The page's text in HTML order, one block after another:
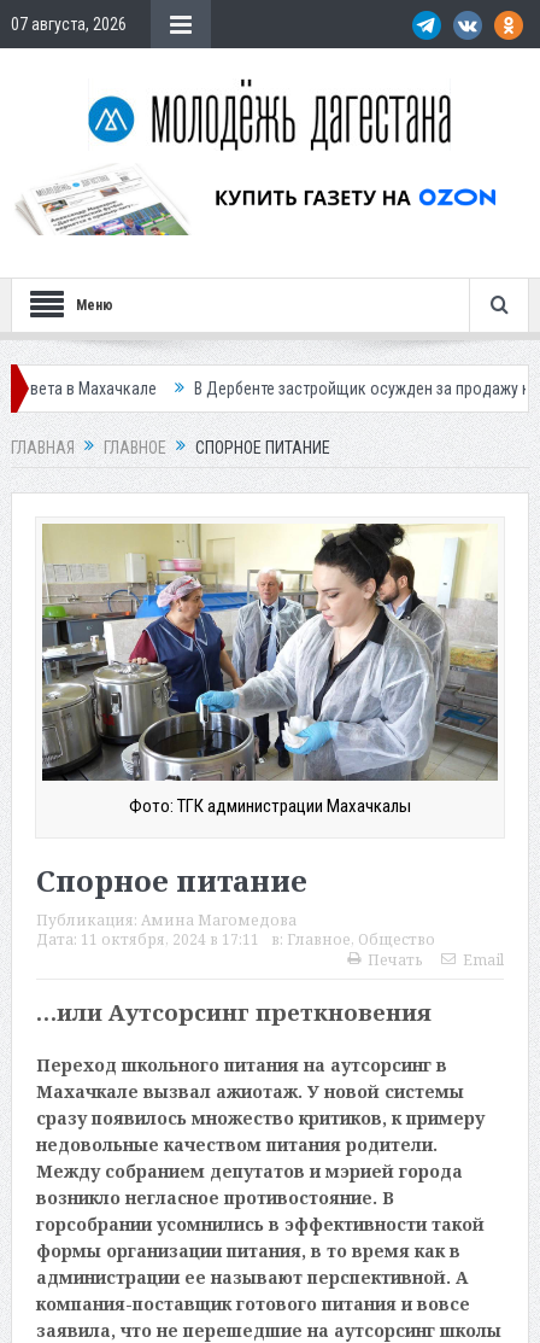
07 августа, 2026
Меню
В Дербенте застройщик осужден за продажу квартир
ГЛАВНАЯ ГЛАВНОЕ СПОРНОЕ ПИТАНИЕ
Фото: ТГК администрации Махачкалы
Спорное питание
Публикация: Амина Магомедова
Дата: 11 октября, 2024 в 17:11 в: Главное, Общество
Печать
Email
…или Аутсорсинг преткновения
Переход школьного питания на аутсорсинг в
Махачкале вызвал ажиотаж. У новой системы
сразу появилось множество критиков, к примеру
недовольные качеством питания родители.
Между собранием депутатов и мэрией города
возникло негласное противостояние. В
горсобрании усомнились в эффективности такой
формы организации питания, в то время как в
администрации ее называют перспективной. А
компания-поставщик готового питания и вовсе
заявила, что не перешедшие на аутсорсинг школы